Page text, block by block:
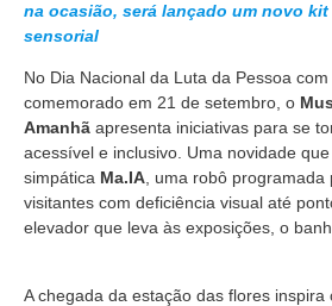
na ocasião, será lançado um novo
sensorial
No Dia Nacional da Luta da Pessoa
comemorado em 21 de setembro, o
Amanhã apresenta iniciativas para se
acessível e inclusivo. Uma novidade
simpática Ma.IA, uma robô programada
visitantes com deficiência visual até
elevador que leva às exposições, o
A chegada da estação das flores inspira